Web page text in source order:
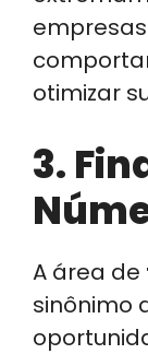
otimizar
3.
A área de
sinônimo